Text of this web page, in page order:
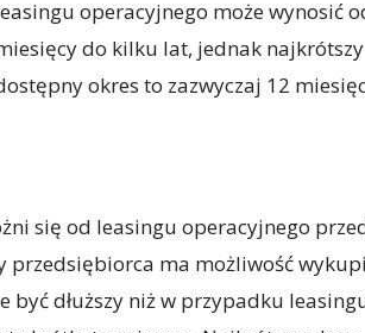
operacyjnego może wynosić
do kilku lat, jednak najkrótszy
okres to zazwyczaj 12
się od leasingu operacyjnego
przedsiębiorca ma możliwość
być dłuższy niż w przypadku